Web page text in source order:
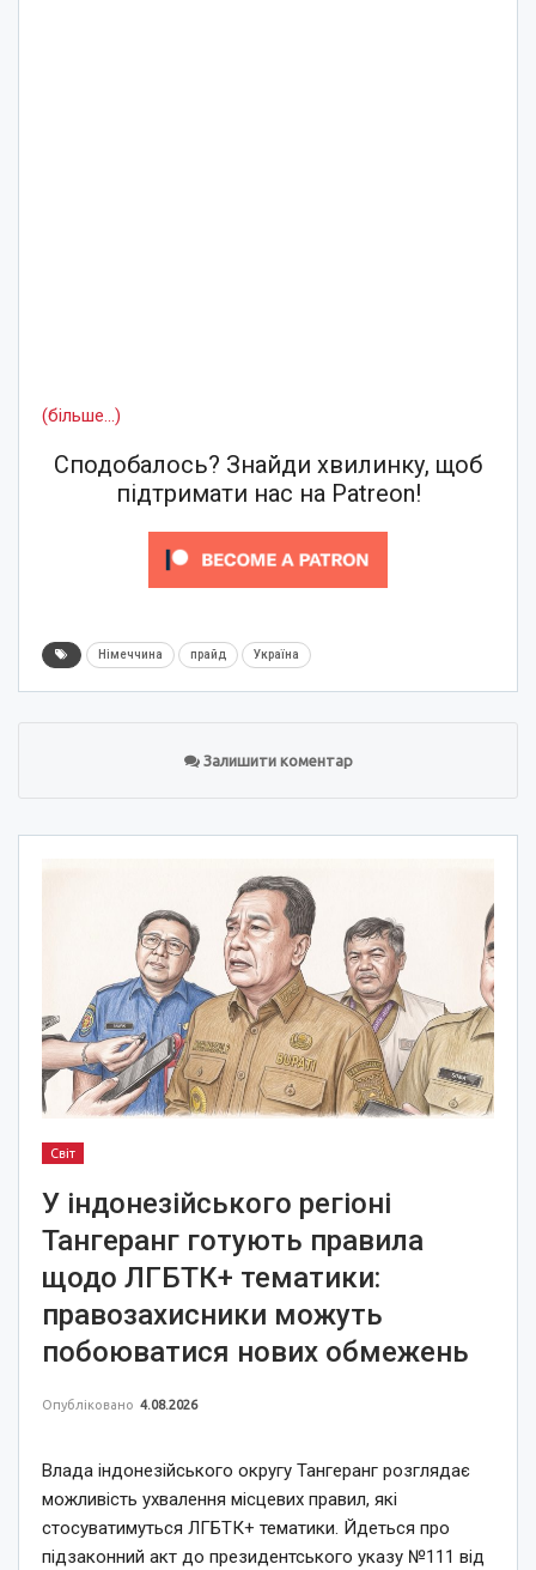
(більше…)
Сподобалось? Знайди хвилинку, щоб
підтримати нас на Patreon!
Німеччина прайд Україна
Залишити коментар
Світ
У індонезійського регіоні
Тангеранг готують правила
щодо ЛГБТК+ тематики:
правозахисники можуть
побоюватися нових обмежень
Опубліковано 4.08.2026
Влада індонезійського округу Тангеранг розглядає
можливість ухвалення місцевих правил, які
стосуватимуться ЛГБТК+ тематики. Йдеться про
підзаконний акт до президентського указу №111 від